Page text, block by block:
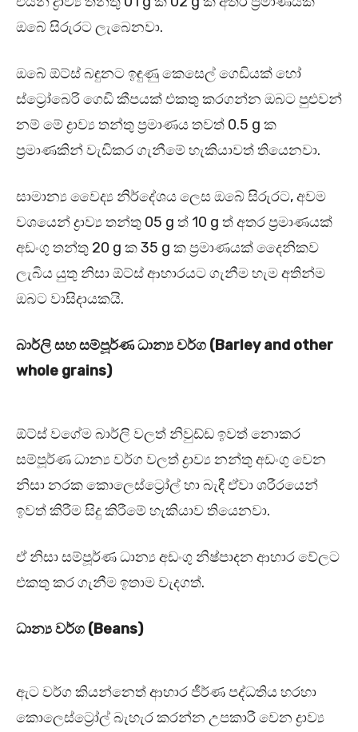
ඔබේ සිරුරට ලැබෙනවා.
ඔබේ ඕට්ස් බඳුනට ඉඳුණු කෙසෙල් ගෙඩියක් හෝ
ස්ට්‍රෝබෙරි ගෙඩි කීපයක් එකතු කරගන්න ඔබට පුළුවන්
නම් මේ ද්‍රාව්‍ය තන්තු ප්‍රමාණය තවත් 0.5 g ක
ප්‍රමාණකින් වැඩිකර ගැනීමේ හැකියාවත් තියෙනවා.
සාමාන්‍ය වෛද්‍ය නිර්දේශය ලෙස ඔබේ සිරුරට, අවම
වශයෙන් ද්‍රාව්‍ය තන්තු 05 g ත් 10 g ත් අතර ප්‍රමාණයක්
අඩංගු තන්තු 20 g ක 35 g ක ප්‍රමාණයක් දෛනිකව
ලැබිය යුතු නිසා ඕට්ස් ආහාරයට ගැනීම හැම අතින්ම
ඔබට වාසිදායකයි.
බාර්ලි සහ සම්පූර්ණ ධාන්‍ය වර්ග (Barley and other
whole grains)
ඕට්ස් වගේම බාර්ලි වලත් නිවුඩ්ඩ ඉවත් නොකර
සම්පූර්ණ ධාන්‍ය වර්ග වලත් ද්‍රාව්‍ය නන්තු අඩංගු වෙන
නිසා නරක කොලෙස්ට්‍රෝල් හා බැඳී ඒවා ශරීරයෙන්
ඉවත් කිරීම සිදු කිරීමේ හැකියාව තියෙනවා.
ඒ නිසා සම්පූර්ණ ධාන්‍ය අඩංගු නිෂ්පාදන ආහාර වේලට
එකතු කර ගැනීම ඉතාම වැදගත්.
ධාන්‍ය වර්ග (Beans)
ඇට වර්ග කියන්නෙත් ආහාර ජීර්ණ පද්ධතිය හරහා
කොලෙස්ට්‍රෝල් බැහැර කරන්න උපකාරී වෙන ද්‍රාව්‍ය